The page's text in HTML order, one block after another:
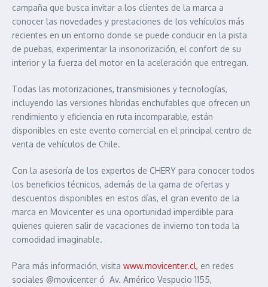
campaña que busca invitar a los clientes de la marca a
conocer las novedades y prestaciones de los vehículos más
recientes en un entorno donde se puede conducir en la pista
de puebas, experimentar la insonorización, el confort de su
interior y la fuerza del motor en la aceleración que entregan.
Todas las motorizaciones, transmisiones y tecnologías,
incluyendo las versiones híbridas enchufables que ofrecen un
rendimiento y eficiencia en ruta incomparable, están
disponibles en este evento comercial en el principal centro de
venta de vehículos de Chile.
Con la asesoría de los expertos de CHERY para conocer todos
los beneficios técnicos, además de la gama de ofertas y
descuentos disponibles en estos días, el gran evento de la
marca en Movicenter es una oportunidad imperdible para
quienes quieren salir de vacaciones de invierno ton toda la
comodidad imaginable.
Para más información, visita www.movicenter.cl, en redes
sociales @movicenter ó Av. Américo Vespucio 1155,